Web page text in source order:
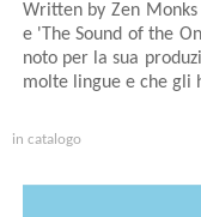
Written by Zen
e 'The Sound of the
noto per la sua
molte lingue e che gli
in catalogo